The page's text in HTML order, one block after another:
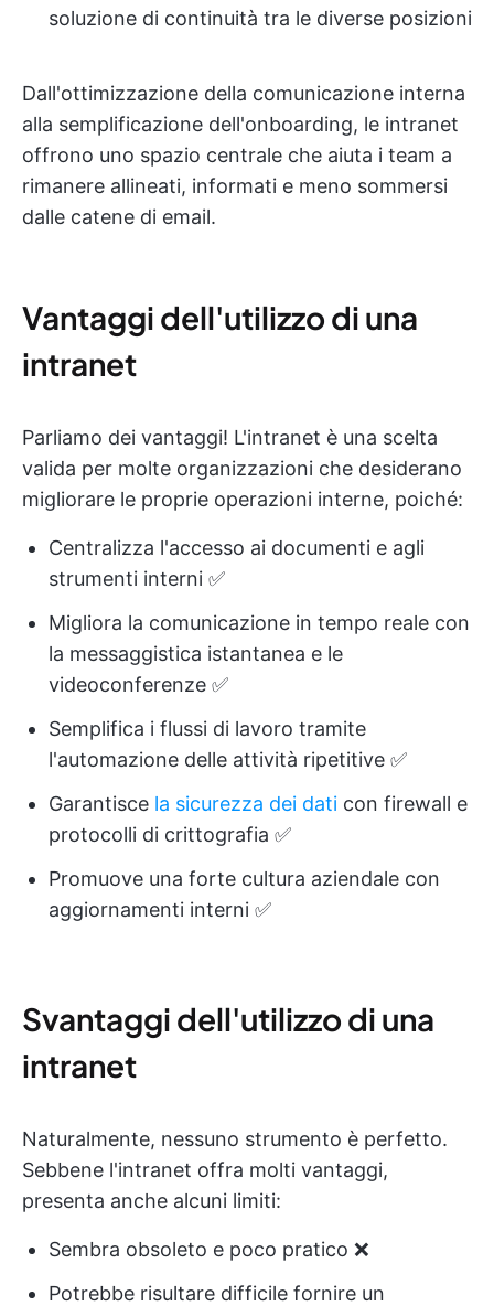
soluzione di continuità tra le diverse posizioni
Dall'ottimizzazione della comunicazione interna
alla semplificazione dell'onboarding, le intranet
offrono uno spazio centrale che aiuta i team a
rimanere allineati, informati e meno sommersi
dalle catene di email.
Vantaggi dell'utilizzo di una
intranet
Parliamo dei vantaggi! L'intranet è una scelta
valida per molte organizzazioni che desiderano
migliorare le proprie operazioni interne, poiché:
Centralizza l'accesso ai documenti e agli
strumenti interni ✅
Migliora la comunicazione in tempo reale con
la messaggistica istantanea e le
videoconferenze ✅
Semplifica i flussi di lavoro tramite
l'automazione delle attività ripetitive ✅
Garantisce la sicurezza dei dati con firewall e
protocolli di crittografia ✅
Promuove una forte cultura aziendale con
aggiornamenti interni ✅
Svantaggi dell'utilizzo di una
intranet
Naturalmente, nessuno strumento è perfetto.
Sebbene l'intranet offra molti vantaggi,
presenta anche alcuni limiti:
Sembra obsoleto e poco pratico ❌
Potrebbe risultare difficile fornire un